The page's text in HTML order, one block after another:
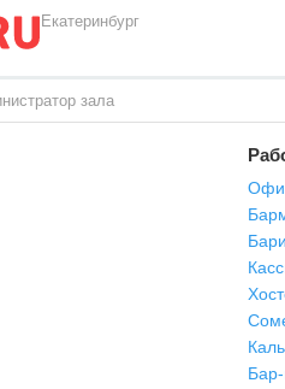
Екатеринбург
зала